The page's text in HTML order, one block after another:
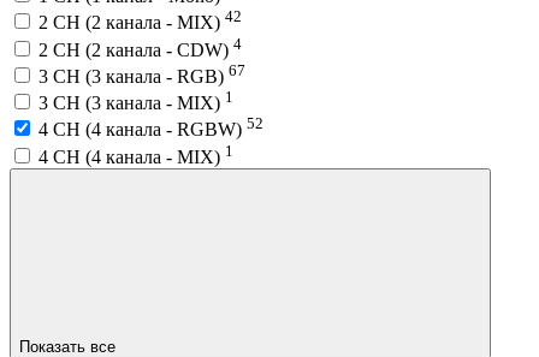
2 CH (2 канала - MIX) 42
2 CH (2 канала - CDW) 4
3 CH (3 канала - RGB) 67
3 CH (3 канала - MIX) 1
4 CH (4 канала - RGBW) 52
4 CH (4 канала - MIX) 1
Показать все